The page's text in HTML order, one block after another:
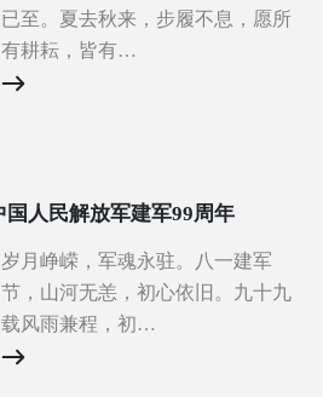
已至。夏去秋来，步履不息，愿所
有耕耘，皆有…
人民解放军建军99周年
岁月峥嵘，军魂永驻。八一建军
节，山河无恙，初心依旧。九十九
载风雨兼程，初…